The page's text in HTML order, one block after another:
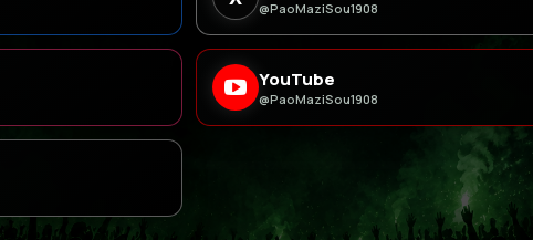
@PaoMaziSou1908
YouTube
@PaoMaziSou1908